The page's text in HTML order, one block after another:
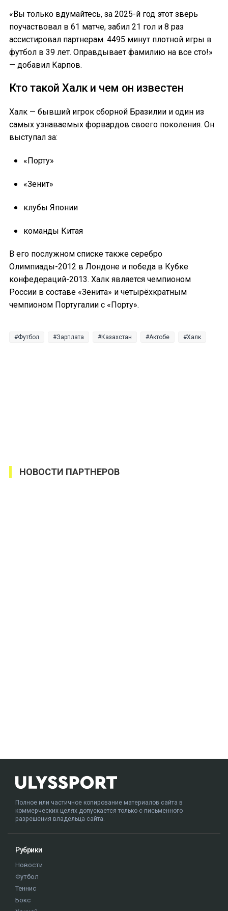
«Вы только вдумайтесь, за 2025-й год этот зверь
поучаствовал в 61 матче, забил 21 гол и 8 раз
ассистировал партнерам. 4495 минут плотной игры в
футбол в 39 лет. Оправдывает фамилию на все сто!»
— добавил Карпов.
Кто такой Халк и чем он известен
Халк — бывший игрок сборной Бразилии и один из
самых узнаваемых форвардов своего поколения. Он
выступал за:
«Порту»
«Зенит»
клубы Японии
команды Китая
В его послужном списке также серебро
Олимпиады-2012 в Лондоне и победа в Кубке
конфедераций-2013. Халк является чемпионом
России в составе «Зенита» и четырёхкратным
чемпионом Португалии с «Порту».
Футбол Зарплата Казахстан Актобе Халк
НОВОСТИ ПАРТНЕРОВ
Полное или частичное копирование материалов сайта в
коммерческих целях допускается только с письменного
разрешения владельца сайта.
Рубрики
Новости
Футбол
Теннис
Бокс